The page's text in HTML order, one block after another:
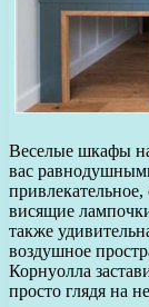
Веселые шкафы
вас
висящие
также
воздушное
Корнуолла
просто глядя на